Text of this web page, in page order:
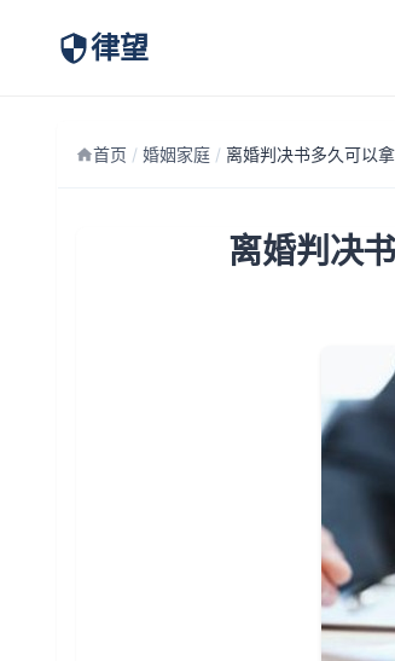
律望
首页 / 婚姻家庭 /
离婚判决